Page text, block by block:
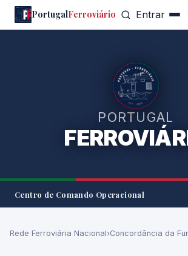
PortugalFerroviário Entrar
PORTUGAL
Centro de Comando Operacional
Rede Ferroviária Nacional›Concordância da